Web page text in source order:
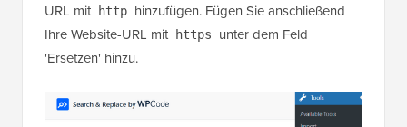
URL mit http hinzufügen. Fügen Sie anschließend
Ihre Website-URL mit https
unter dem Feld
'Ersetzen' hinzu.